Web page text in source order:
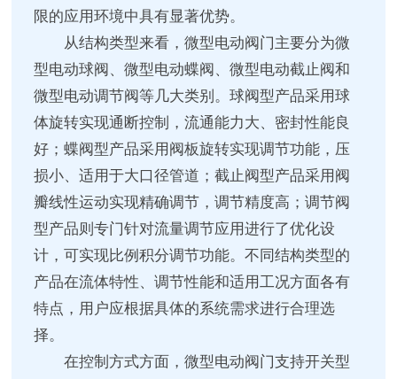
限的应用环境中具有显著优势。
从结构类型来看，微型电动阀门主要分为微
型电动球阀、微型电动蝶阀、微型电动截止阀和
微型电动调节阀等几大类别。球阀型产品采用球
体旋转实现通断控制，流通能力大、密封性能良
好；蝶阀型产品采用阀板旋转实现调节功能，压
损小、适用于大口径管道；截止阀型产品采用阀
瓣线性运动实现精确调节，调节精度高；调节阀
型产品则专门针对流量调节应用进行了优化设
计，可实现比例积分调节功能。不同结构类型的
产品在流体特性、调节性能和适用工况方面各有
特点，用户应根据具体的系统需求进行合理选
择。
在控制方式方面，微型电动阀门支持开关型